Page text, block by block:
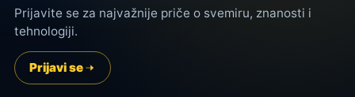
Prijavite se za najvažnije priče o svemiru, znanosti i
tehnologiji.
Prijavi se